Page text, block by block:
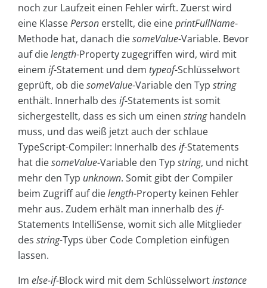
noch zur Laufzeit einen Fehler wirft. Zuerst wird
eine KlassePerson erstellt, die eineprintFullName-
Methode hat, danach diesomeValue-Variable. Bevor
auf dielength-Property zugegriffen wird, wird mit
einem if-Statement und dem typeof-Schlüsselwort
geprüft, ob diesomeValue-Variable den Typ string
enthält. Innerhalb des if-Statements ist somit
sichergestellt, dass es sich um einen stringhandeln
muss, und das weiß jetzt auch der schlaue
TypeScript-Compiler: Innerhalb des if-Statements
hat diesomeValue-Variable den Typ string, und nicht
mehr den Typ unknown. Somit gibt der Compiler
beim Zugriff auf dielength-Property keinen Fehler
mehr aus. Zudem erhält man innerhalb des if-
Statements IntelliSense, womit sich alle Mitglieder
des string-Typs über Code Completion einfügen
lassen.
Im else-if-Block wird mit dem Schlüsselwortinstance